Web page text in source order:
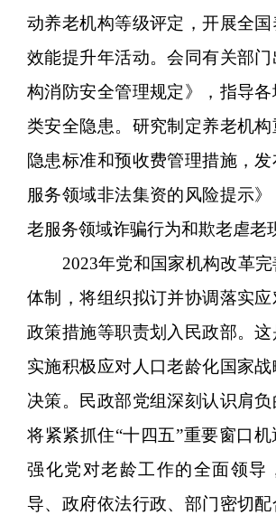
动养老机构等级评定，开展全
效能提升年活动。会同有关部
构消防安全管理规定》，指导
类安全隐患。研究制定养老机
隐患标准和预收费管理措施，
服务领域非法集资的风险提示
老服务领域诈骗行为和欺老虐老
2023年党和国家机构改革完
体制，将组织拟订并协调落实
政策措施等职责划入民政部。
实施积极应对人口老龄化国家
决策。民政部党组深刻认识肩负
将紧紧抓住“十四五”重要窗口
强化党对老龄工作的全面领导
导、政府依法行政、部门密切